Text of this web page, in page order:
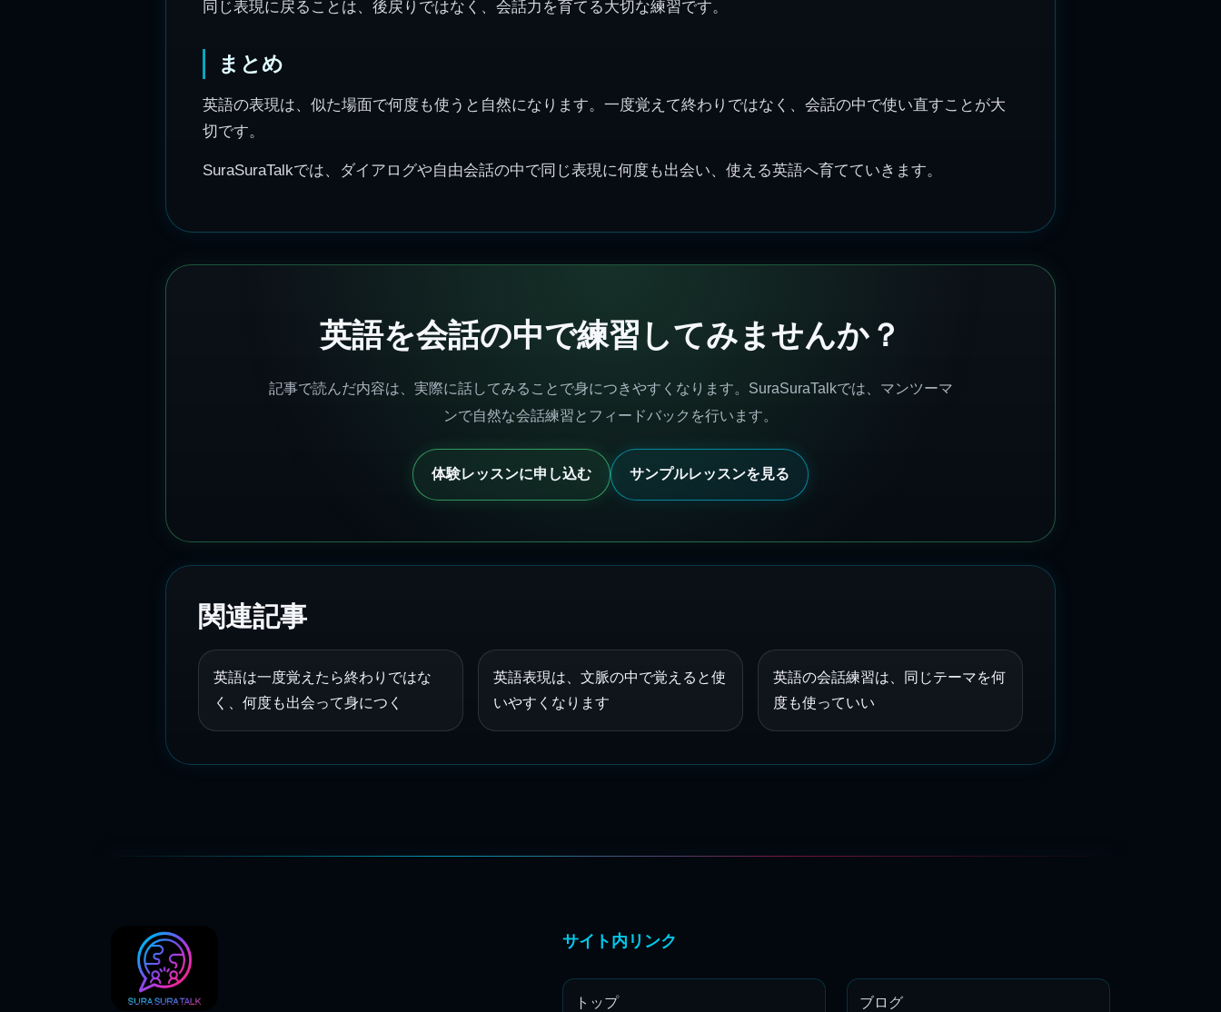
同じ表現に戻ることは、後戻りではなく、会話力を育てる大切な練習です。
まとめ
英語の表現は、似た場面で何度も使うと自然になります。一度覚えて終わりではなく、会話の中で使い直すことが大
切です。
SuraSuraTalkでは、ダイアログや自由会話の中で同じ表現に何度も出会い、使える英語へ育てていきます。
英語を会話の中で練習してみませんか？
記事で読んだ内容は、実際に話してみることで身につきやすくなります。SuraSuraTalkでは、マンツーマ
ンで自然な会話練習とフィードバックを行います。
体験レッスンに申し込む サンプルレッスンを見る
関連記事
英語は一度覚えたら終わりではな
く、何度も出会って身につく
英語表現は、文脈の中で覚えると使
いやすくなります
英語の会話練習は、同じテーマを何
度も使っていい
サイト内リンク
トップ ブログ